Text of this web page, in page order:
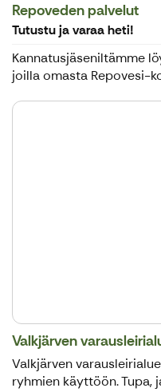
Repoveden palvelut
Tutustu ja varaa heti!
Kannatusjäseniltämme
joilla omasta Repovesi-
Valkjärven
Valkjärven
ryhmien käyttöön. Tupa,